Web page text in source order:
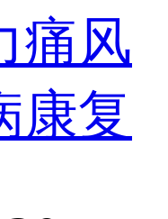
痛风
康复